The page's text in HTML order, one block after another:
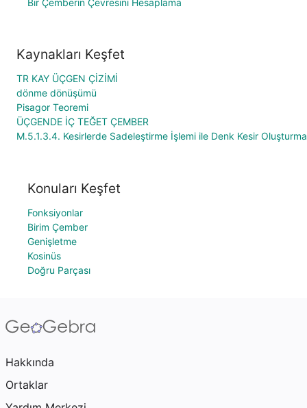
Kaynakları Keşfet
TR KAY ÜÇGEN ÇİZİMİ
dönme dönüşümü
Pisagor Teoremi
ÜÇGENDE İÇ TEĞET ÇEMBER
M.5.1.3.4. Kesirlerde Sadeleştirme İşlemi ile Denk Kesir Oluşturma
Konuları Keşfet
Fonksiyonlar
Birim Çember
Genişletme
Kosinüs
Doğru Parçası
Hakkında
Ortaklar